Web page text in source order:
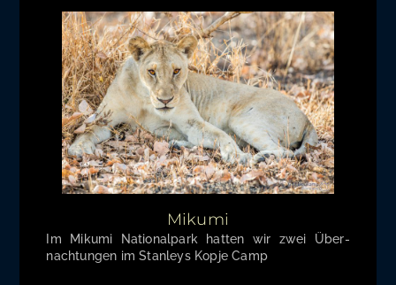
Mikumi
Im Mikumi Natio­nal­park hat­ten wir zwei Über­
nach­tun­gen im Stan­leys Kop­je Camp